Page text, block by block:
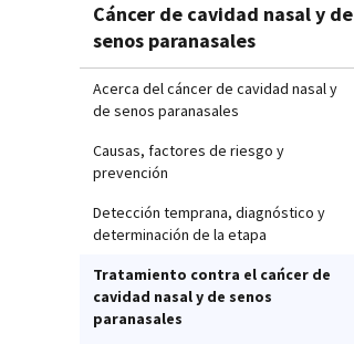
Cáncer de cavidad nasal y de
senos paranasales
Acerca del cáncer de cavidad nasal y
de senos paranasales
Causas, factores de riesgo y
prevención
Detección temprana, diagnóstico y
determinación de la etapa
Tratamiento contra el cańcer de
cavidad nasal y de senos
paranasales